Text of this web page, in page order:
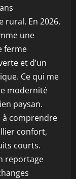
rural. En 2026,
une
ferme
et d’un
Ce qui me
modernité
paysan.
à comprendre
confort,
courts.
reportage